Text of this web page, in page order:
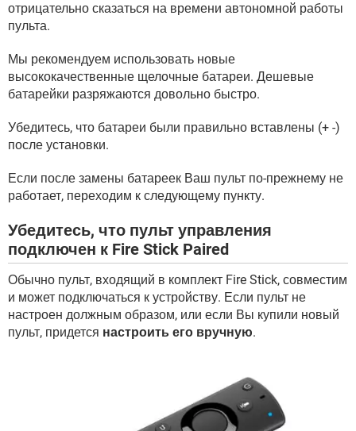
отрицательно сказаться на времени автономной работы
пульта.
Мы рекомендуем использовать новые
высококачественные щелочные батареи. Дешевые
батарейки разряжаются довольно быстро.
Убедитесь, что батареи были правильно вставлены (+ -)
после установки.
Если после замены батареек Ваш пульт по-прежнему не
работает, переходим к следующему пункту.
Убедитесь, что пульт управления
подключен к Fire Stick Paired
Обычно пульт, входящий в комплект Fire Stick, совместим
и может подключаться к устройству. Если пульт не
настроен должным образом, или если Вы купили новый
пульт, придется настроить его вручную.